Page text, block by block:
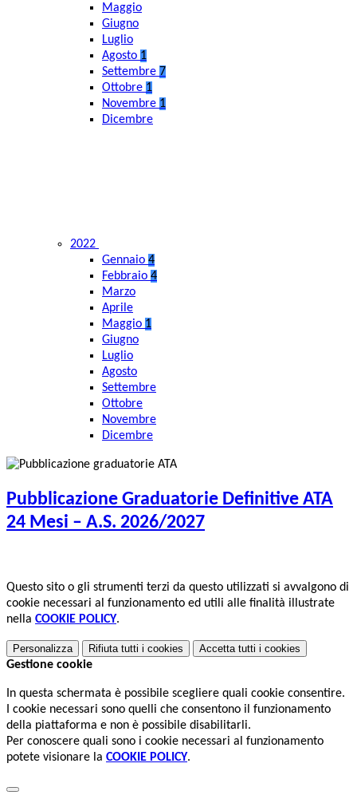
Maggio
Giugno
Luglio
Agosto 1
Settembre 7
Ottobre 1
Novembre 1
Dicembre
2022
Gennaio 4
Febbraio 4
Marzo
Aprile
Maggio 1
Giugno
Luglio
Agosto
Settembre
Ottobre
Novembre
Dicembre
Pubblicazione Graduatorie Definitive ATA
24 Mesi – A.S. 2026/2027
Questo sito o gli strumenti terzi da questo utilizzati si avvalgono di
cookie necessari al funzionamento ed utili alle finalità illustrate
nella COOKIE POLICY.
Personalizza Rifiuta tutti i cookies Accetta tutti i cookies
Gestione cookie
In questa schermata è possibile scegliere quali cookie consentire.
I cookie necessari sono quelli che consentono il funzionamento
della piattaforma e non è possibile disabilitarli.
Per conoscere quali sono i cookie necessari al funzionamento
potete visionare la COOKIE POLICY.